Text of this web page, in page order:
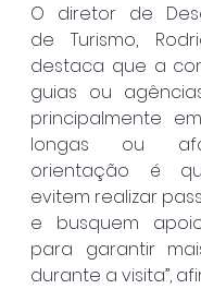
O diretor de
de Turismo,
destaca que a
guias ou
principalmente
longas ou
orientação é
evitem realizar
e busquem
para garantir
durante a visita”,